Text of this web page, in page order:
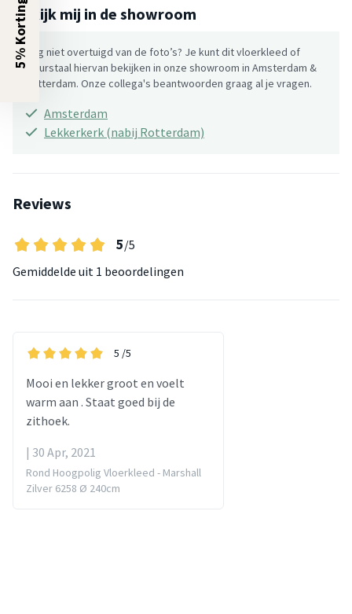
Bekijk mij in de showroom
Nog niet overtuigd van de foto’s? Je kunt dit vloerkleed of
kleurstaal hiervan bekijken in onze showroom in Amsterdam &
Rotterdam. Onze collega's beantwoorden graag al je vragen.
Amsterdam
Lekkerkerk (nabij Rotterdam)
Reviews
5/5
Gemiddelde uit 1 beoordelingen
5 /5
Mooi en lekker groot en voelt
warm aan . Staat goed bij de
zithoek.
| 30 Apr, 2021
Rond Hoogpolig Vloerkleed - Marshall
Zilver 6258 Ø 240cm
5% Korting?